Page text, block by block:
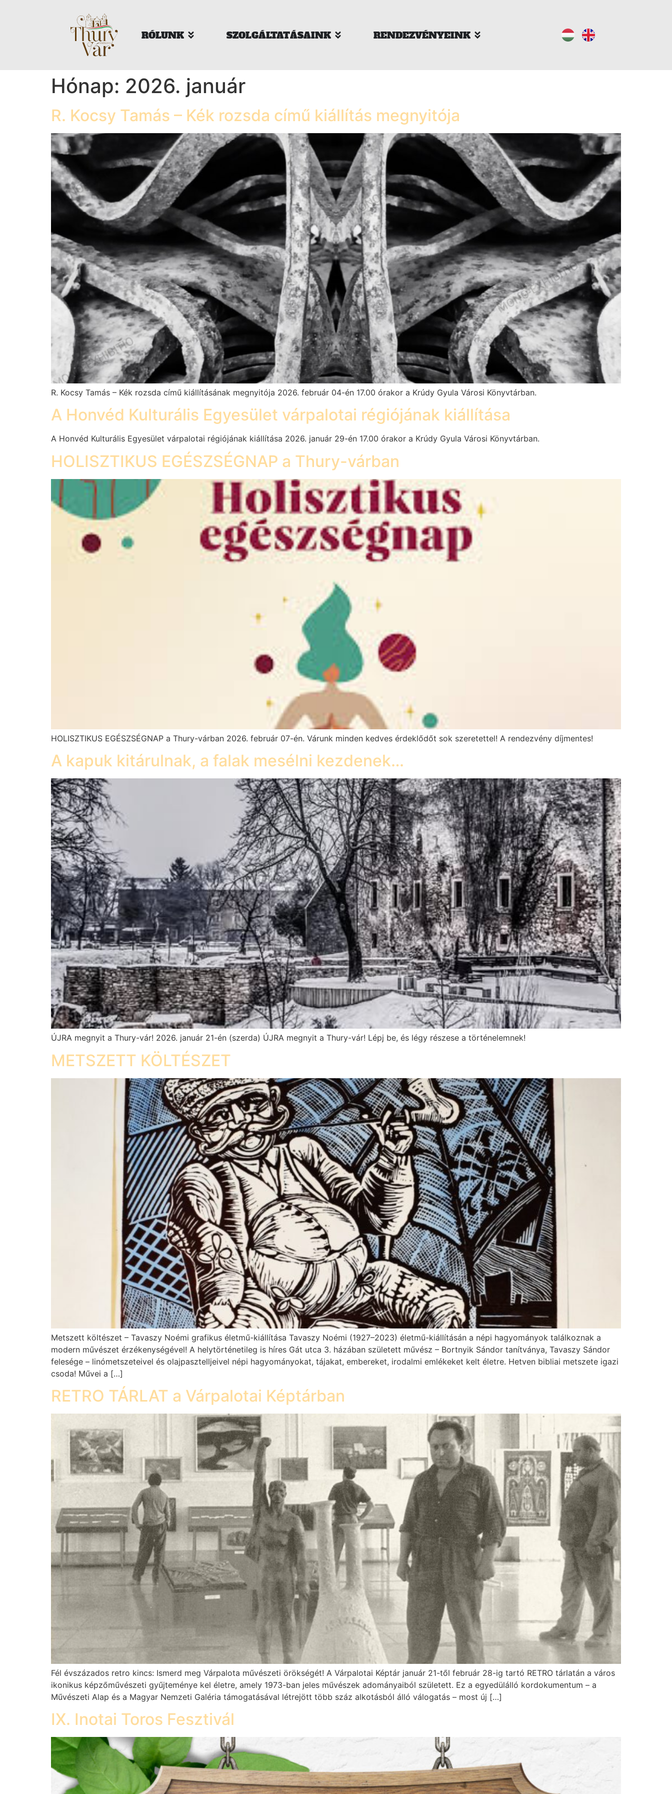
RÓLUNK SZOLGÁLTATÁSAINK RENDEZVÉNYEINK
Hónap: 2026. január
R. Kocsy Tamás – Kék rozsda című kiállítás megnyitója
R. Kocsy Tamás – Kék rozsda című kiállításának megnyitója 2026. február 04-én 17.00 órakor a Krúdy Gyula Városi Könyvtárban.
A Honvéd Kulturális Egyesület várpalotai régiójának kiállítása
A Honvéd Kulturális Egyesület várpalotai régiójának kiállítása 2026. január 29-én 17.00 órakor a Krúdy Gyula Városi Könyvtárban.
HOLISZTIKUS EGÉSZSÉGNAP a Thury-várban
HOLISZTIKUS EGÉSZSÉGNAP a Thury-várban 2026. február 07-én. Várunk minden kedves érdeklődőt sok szeretettel! A rendezvény díjmentes!
A kapuk kitárulnak, a falak mesélni kezdenek…
ÚJRA megnyit a Thury-vár! 2026. január 21-én (szerda) ÚJRA megnyit a Thury-vár! Lépj be, és légy részese a történelemnek!
METSZETT KÖLTÉSZET
Metszett költészet – Tavaszy Noémi grafikus életmű-kiállítása Tavaszy Noémi (1927–2023) életmű-kiállításán a népi hagyományok találkoznak a
modern művészet érzékenységével! A helytörténetileg is híres Gát utca 3. házában született művész – Bortnyik Sándor tanítványa, Tavaszy Sándor
felesége – linómetszeteivel és olajpasztelljeivel népi hagyományokat, tájakat, embereket, irodalmi emlékeket kelt életre. Hetven bibliai metszete igazi
csoda! Művei a […]
RETRO TÁRLAT a Várpalotai Képtárban
Fél évszázados retro kincs: Ismerd meg Várpalota művészeti örökségét! A Várpalotai Képtár január 21-től február 28-ig tartó RETRO tárlatán a város
ikonikus képzőművészeti gyűjteménye kel életre, amely 1973-ban jeles művészek adományaiból született. Ez a egyedülálló kordokumentum – a
Művészeti Alap és a Magyar Nemzeti Galéria támogatásával létrejött több száz alkotásból álló válogatás – most új […]
IX. Inotai Toros Fesztivál